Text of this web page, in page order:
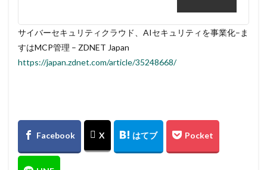
サイバーセキュリティクラウド、AIセキュリティを事業化–ま
すはMCP管理 – ZDNET Japan
https://japan.zdnet.com/article/35248668/